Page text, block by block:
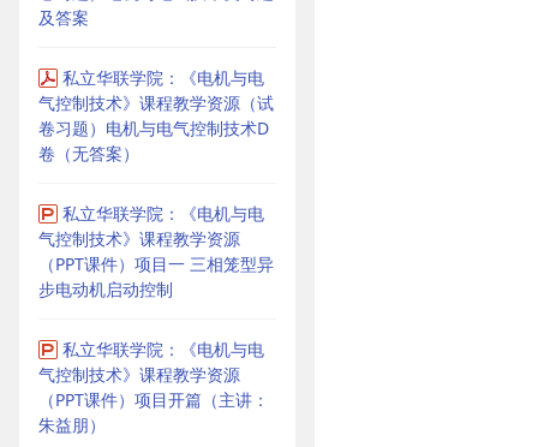
及答案
私立华联学院：《电机与电
气控制技术》课程教学资源（试
卷习题）电机与电气控制技术D
卷（无答案）
私立华联学院：《电机与电
气控制技术》课程教学资源
（PPT课件）项目一 三相笼型异
步电动机启动控制
私立华联学院：《电机与电
气控制技术》课程教学资源
（PPT课件）项目开篇（主讲：
朱益朋）